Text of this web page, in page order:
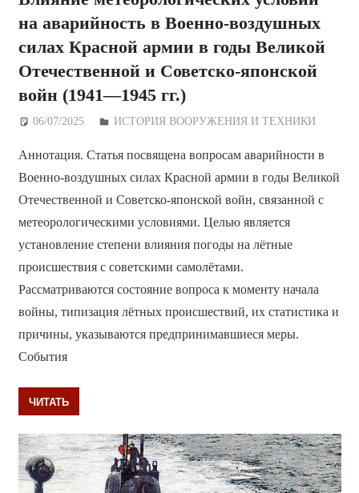
на аварийность в Военно-воздушных
силах Красной армии в годы Великой
Отечественной и Советско-японской
войн (1941—1945 гг.)
06/07/2025 Дежурный по Редакции
ИСТОРИЯ ВООРУЖЕНИЯ И ТЕХНИКИ
Аннотация. Статья посвящена вопросам аварийности в
Военно-воздушных силах Красной армии в годы Великой
Отечественной и Советско-японской войн, связанной с
метеорологическими условиями. Целью является
установление степени влияния погоды на лётные
происшествия с советскими самолётами.
Рассматриваются состояние вопроса к моменту начала
войны, типизация лётных происшествий, их статистика и
причины, указываются предпринимавшиеся меры.
События
ЧИТАТЬ